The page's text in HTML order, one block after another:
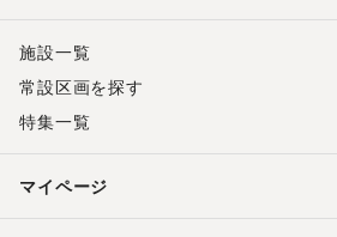
施設一覧
常設区画を探す
特集一覧
マイページ